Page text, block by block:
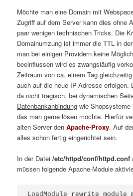
Möchte man eine Domain mit
Zugriff auf dem Server kann dies ohne
paar wenigen technischen Tricks. Die
Domainumzung ist immer die TTL in
man bei einigen Providern keine
beeinflussen wird es zwangsläufig
Zeitraum von ca. einem Tag
auch auf die neue IP-Adresse
da nicht tragisch, beidynamischen
Datenbankanbindung wie Shopsysteme
das man gerne lösen möchte. Hierfür
alten Server denApache-Proxy. Auf
alles schon fertig eingerichtet sein.
In der Datei/etc/httpd/conf/httpd.conf
müssen folgende Apache-Module
LoadModule rewrite_module